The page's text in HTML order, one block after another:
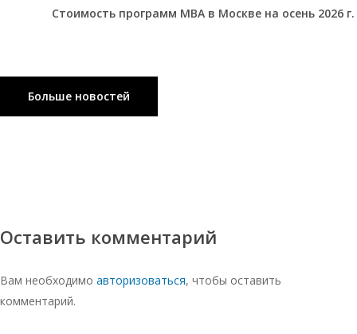
Стоимость программ MBA в Москве на осень 2026 г.
Больше новостей
Оставить комментарий
Вам необходимо авторизоваться, чтобы оставить
комментарий.